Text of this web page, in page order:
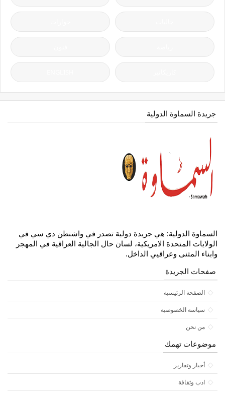
جريدة السماوة الدولية
السماوة الدولية: هي جريدة دولية تصدر في واشنطن دي سي في
الولايات المتحدة الامريكية، لسان حال الجالية العراقية في المهجر
وابناء المثنى وعراقيي الداخل.
صفحات الجريدة
الصفحة الرئيسية
سياسة الخصوصية
من نحن
موضوعات تهمك
أخبار وتقارير
ادب وثقافة